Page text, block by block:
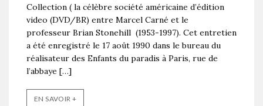
Collection ( la célèbre société américaine d’édition
video (DVD/BR) entre Marcel Carné et le
professeur Brian Stonehill (1953-1997). Cet entretien
a été enregistré le 17 août 1990 dans le bureau du
réalisateur des Enfants du paradis à Paris, rue de
l’abbaye […]
EN SAVOIR +